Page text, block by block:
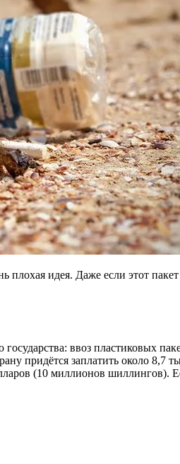
идея. Даже если этот
ввоз пластиковых
придётся заплатить около
(10 миллионов шиллингов).